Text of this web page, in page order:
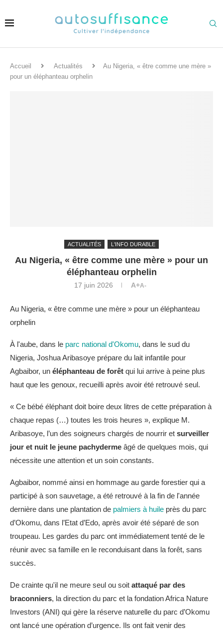
Accueil Actualités
Au Nigeria, « être comme une mère »
pour un éléphanteau orphelin
ACTUALITÉS L'INFO DURABLE
Au Nigeria, « être comme une mère » pour un
éléphanteau orphelin
17 juin 2026 A+A-
Au Nigeria, « être comme une mère » pour un éléphanteau
orphelin
À l'aube, dans le parc national d'Okomu, dans le sud du
Nigeria, Joshua Aribasoye prépare du lait infantile pour
Agbaibor, un éléphanteau de forêt qui lui arrive à peine plus
haut que les genoux, recueilli après avoir été retrouvé seul.
« Ce bébé éléphant doit boire deux litres de cette préparation à
chaque repas (…) toutes les trois heures », explique M.
Aribasoye, l’un des soigneurs chargés de nourrir et surveiller
jour et nuit le jeune pachyderme âgé de quelques mois, qui
nécessite une attention et un soin constants.
Agbaibor, nommé ainsi en hommage au garde forestier qui a
participé à son sauvetage, a été retrouvé à la fin de l'année
dernière dans une plantation de palmiers à huile près du parc
d’Okomu, dans l’Etat d’Edo, après avoir été séparé de son
troupeau. Les gardes du parc ont immédiatement tenté de le
réunir avec sa famille en le reconduisant dans la forêt, sans
succès.
De crainte qu'il ne meure seul ou soit attaqué par des
braconniers, la direction du parc et la fondation Africa Nature
Investors (ANI) qui gère la réserve naturelle du parc d’Okomu
ont lancé une opération d’urgence. Ils ont fait venir des